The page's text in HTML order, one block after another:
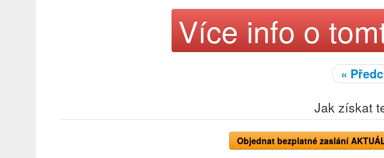
Více info o
«
Jak získat
Objednat bezplatné zaslání